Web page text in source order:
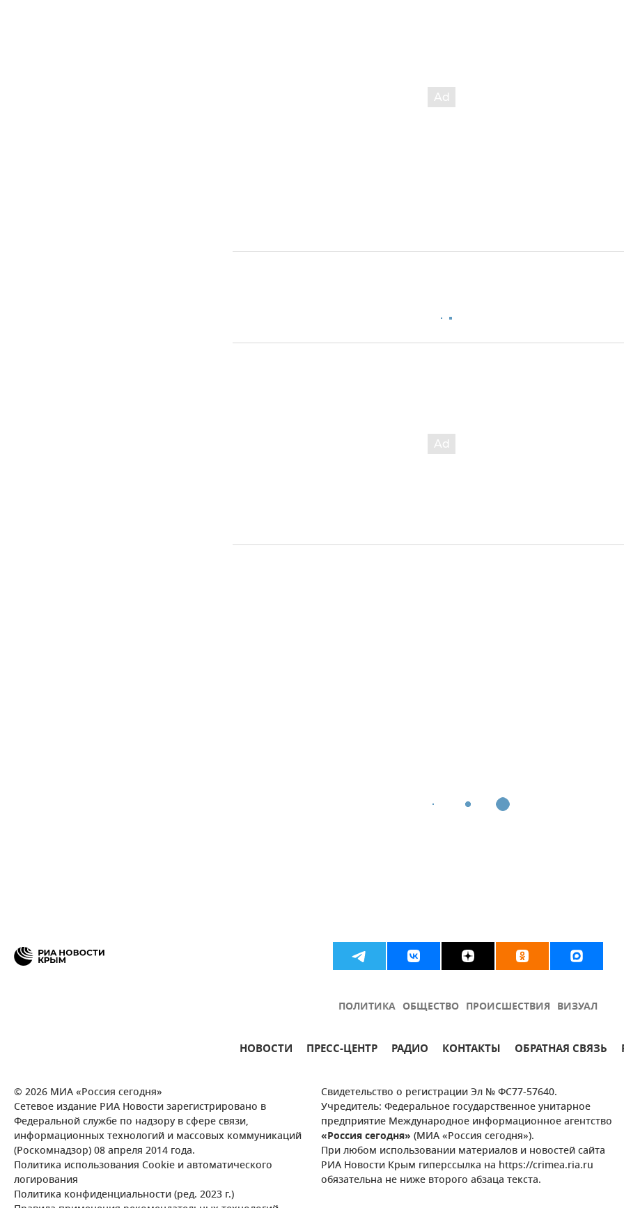
ПОЛИТИКА ОБЩЕСТВО ПРОИСШЕСТВИЯ ВИЗУАЛ
НОВОСТИ ПРЕСС-ЦЕНТР РАДИО КОНТАКТЫ ОБРАТНАЯ СВЯЗЬ
© 2026 МИА «Россия сегодня»
Сетевое издание РИА Новости зарегистрировано в
Федеральной службе по надзору в сфере связи,
информационных технологий и массовых коммуникаций
(Роскомнадзор) 08 апреля 2014 года.
Политика использования Cookie и автоматического
логирования
Политика конфиденциальности (ред. 2023 г.)
Свидетельство о регистрации Эл № ФС77-57640.
Учредитель: Федеральное государственное унитарное
предприятие Международное информационное агентство
«Россия сегодня» (МИА «Россия сегодня»).
При любом использовании материалов и новостей сайта
РИА Новости Крым гиперссылка на https://crimea.ria.ru
обязательна не ниже второго абзаца текста.